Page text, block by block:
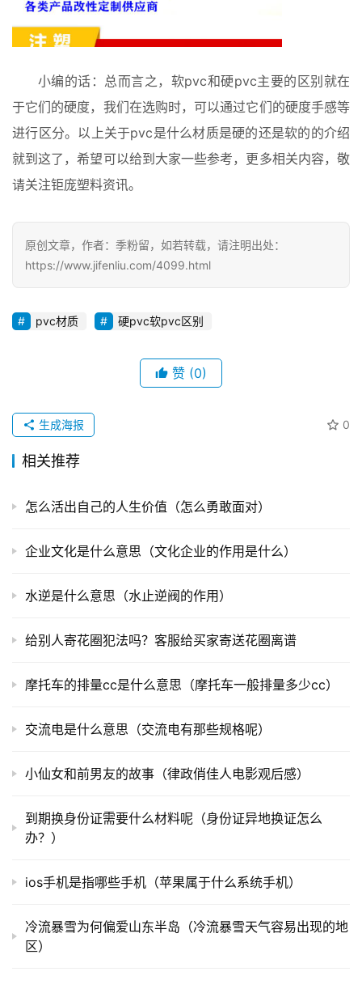
小编的话：总而言之，软pvc和硬pvc主要的区别就在
于它们的硬度，我们在选购时，可以通过它们的硬度手感等
进行区分。以上关于pvc是什么材质是硬的还是软的的介绍
就到这了，希望可以给到大家一些参考，更多相关内容，敬
请关注钜庞塑料资讯。
原创文章，作者：季粉留，如若转载，请注明出处：
https://www.jifenliu.com/4099.html
pvc材质 硬pvc软pvc区别
赞 (0)
0
生成海报
相关推荐
怎么活出自己的人生价值（怎么勇敢面对）
企业文化是什么意思（文化企业的作用是什么）
水逆是什么意思（水止逆阀的作用）
给别人寄花圈犯法吗？客服给买家寄送花圈离谱
摩托车的排量cc是什么意思（摩托车一般排量多少cc）
交流电是什么意思（交流电有那些规格呢）
小仙女和前男友的故事（律政俏佳人电影观后感）
到期换身份证需要什么材料呢（身份证异地换证怎么
办？）
ios手机是指哪些手机（苹果属于什么系统手机）
冷流暴雪为何偏爱山东半岛（冷流暴雪天气容易出现的地
区）